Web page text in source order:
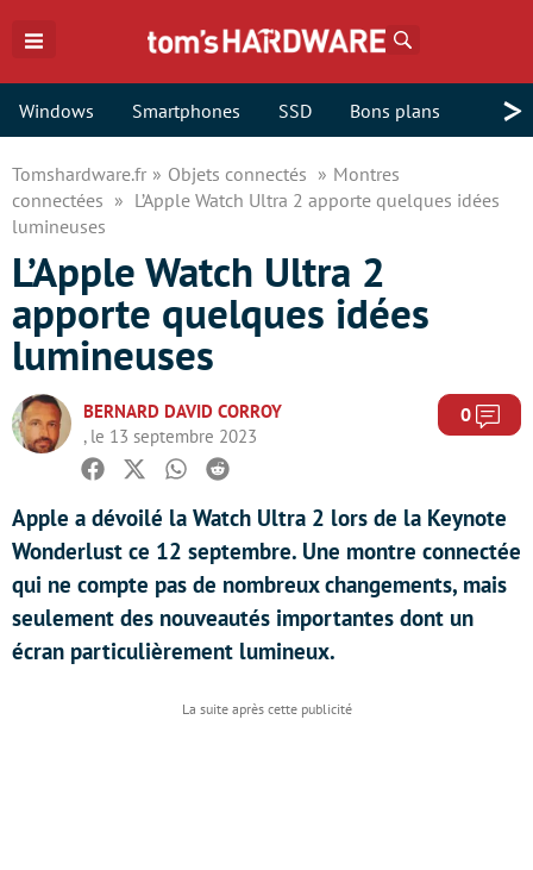
Windows Smartphones SSD Bons plans >
Tomshardware.fr Objets connectés
Montres
connectées
L’Apple Watch Ultra 2 apporte quelques idées
lumineuses
L’Apple Watch Ultra 2
apporte quelques idées
lumineuses
BERNARD DAVID CORROY
, le 13 septembre 2023
0
Facebook
TwitterWhatsapp
Reddit
Apple a dévoilé la Watch Ultra 2 lors de la Keynote
Wonderlust ce 12 septembre. Une montre connectée
qui ne compte pas de nombreux changements, mais
seulement des nouveautés importantes dont un
écran particulièrement lumineux.